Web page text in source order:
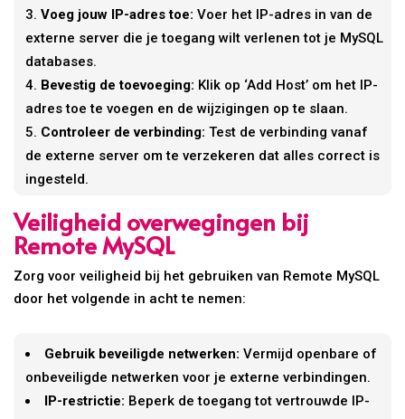
Voeg jouw IP-adres toe: Voer het IP-adres in van de
externe server die je toegang wilt verlenen tot je MySQL
databases.
Bevestig de toevoeging: Klik op ‘Add Host’ om het IP-
adres toe te voegen en de wijzigingen op te slaan.
Controleer de verbinding: Test de verbinding vanaf
de externe server om te verzekeren dat alles correct is
ingesteld.
Veiligheid overwegingen bij
Remote MySQL
Zorg voor veiligheid bij het gebruiken van Remote MySQL
door het volgende in acht te nemen:
Gebruik beveiligde netwerken: Vermijd openbare of
onbeveiligde netwerken voor je externe verbindingen.
IP-restrictie: Beperk de toegang tot vertrouwde IP-